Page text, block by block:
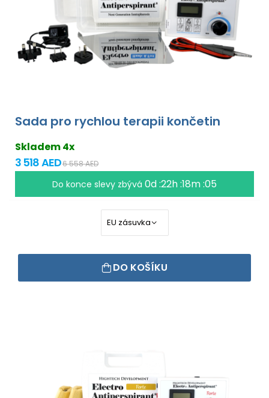
Sada pro rychlou terapii končetin
Skladem 4x
3 518 AED6 558 AED
Do konce slevy zbývá 0d :22h :18m :04
DO KOŠÍKU